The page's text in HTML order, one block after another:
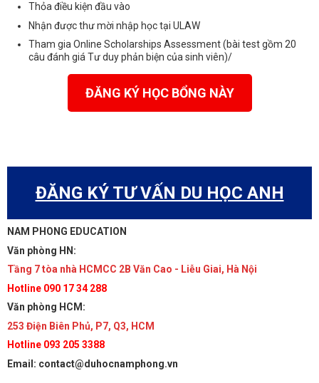
Thỏa điều kiện đầu vào
Nhận được thư mời nhập học tại ULAW
Tham gia Online Scholarships Assessment (bài test gồm 20
câu đánh giá Tư duy phản biện của sinh viên)/
ĐĂNG KÝ HỌC BỔNG NÀY
ĐĂNG KÝ TƯ VẤN DU HỌC ANH
NAM PHONG EDUCATION
Văn phòng HN:
Tầng 7 tòa nhà HCMCC 2B Văn Cao - Liễu Giai, Hà Nội
Hotline 090 17 34 288
Văn phòng HCM:
253 Điện Biên Phủ, P7, Q3, HCM
Hotline 093 205 3388
Email: contact@duhocnamphong.vn